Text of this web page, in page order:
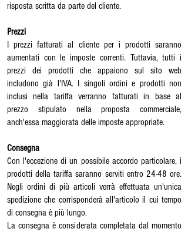
risposta scritta da parte del cliente.
Prezzi
I prezzi fatturati al cliente per i prodotti saranno
aumentati con le imposte correnti. Tuttavia, tutti i
prezzi dei prodotti che appaiono sul sito web
includono già l'IVA. I singoli ordini e prodotti non
inclusi nella tariffa verranno fatturati in base al
prezzo stipulato nella proposta commerciale,
anch'essa maggiorata delle imposte appropriate.
Consegna
Con l'eccezione di un possibile accordo particolare, i
prodotti della tariffa saranno serviti entro 24-48 ore.
Negli ordini di più articoli verrà effettuata un'unica
spedizione che corrisponderà all'articolo il cui tempo
di consegna è più lungo.
La consegna è considerata completata dal momento